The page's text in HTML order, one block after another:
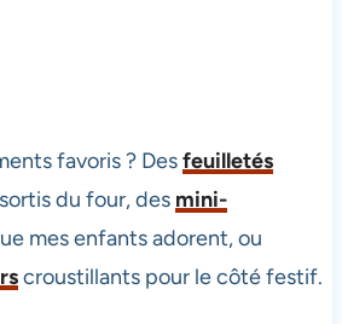
favoris ? Desfeuilletés
du four, des mini-
mes enfants adorent, ou
croustillants pour le côté festif.